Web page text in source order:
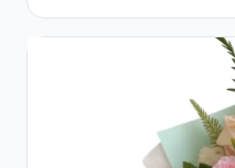
Flori pastel